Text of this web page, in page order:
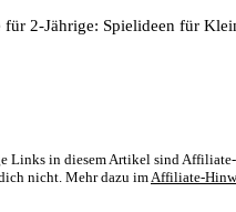
für 2-Jährige: Spielideen für
Links in diesem Artikel sind
nicht. Mehr dazu im Affiliate-